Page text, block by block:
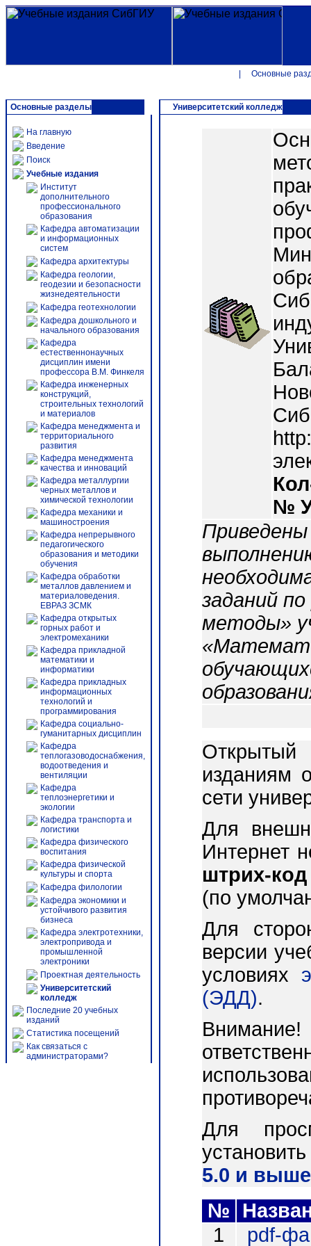
Основные
Основные разделы
На главную
Введение
Поиск
Учебные издания
Институт
дополнительного
профессионального
образования
Кафедра автоматизации
и информационных
систем
Кафедра архитектуры
Кафедра геологии,
геодезии и безопасности
жизнедеятельности
Кафедра геотехнологии
Кафедра дошкольного и
начального образования
Кафедра
естественнонаучных
дисциплин имени
профессора В.М. Финкеля
Кафедра инженерных
конструкций,
строительных технологий
и материалов
Кафедра менеджмента и
территориального
развития
Кафедра менеджмента
качества и инноваций
Кафедра металлургии
черных металлов и
химической технологии
Кафедра механики и
машиностроения
Кафедра непрерывного
педагогического
образования и методики
обучения
Кафедра обработки
металлов давлением и
материаловедения.
ЕВРАЗ ЗСМК
Кафедра открытых
горных работ и
электромеханики
Кафедра прикладной
математики и
информатики
Кафедра прикладных
информационных
технологий и
программирования
Кафедра социально-
гуманитарных дисциплин
Кафедра
теплогазоводоснабжения,
водоотведения и
вентиляции
Кафедра
теплоэнергетики и
экологии
Кафедра транспорта и
логистики
Кафедра физического
воспитания
Кафедра физической
культуры и спорта
Кафедра филологии
Кафедра экономики и
устойчивого развития
бизнеса
Кафедра электротехники,
электропривода и
промышленной
электроники
Проектная деятельность
Университетский
колледж
Последние 20 учебных
изданий
Статистика посещений
Как связаться с
администраторами?
Университетский колледж
№
заданий
методы»
Открытый
изданиям
сети
Для
Интернет
штрих-код
(по
Для
версии
условиях
(ЭДД).
Для
5.0 и
№
1
pdf-